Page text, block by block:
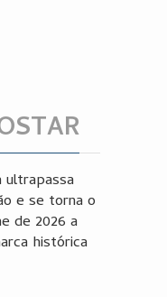
ultrapassa
e se torna o
de 2026 a
histórica